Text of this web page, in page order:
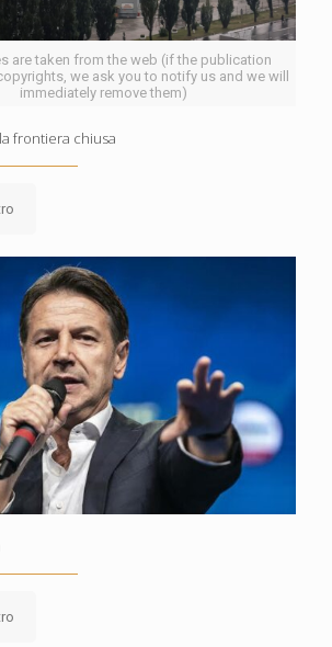
are taken from the web (if the publication
we ask you to notify us and we will
immediately remove them)
frontiera chiusa